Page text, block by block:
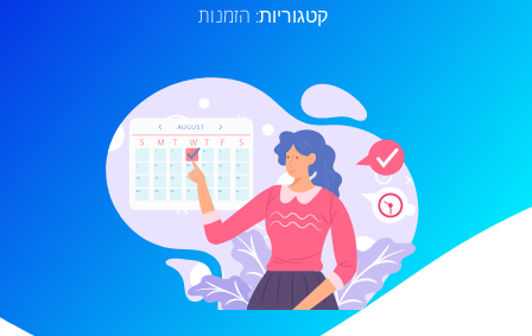
קטגוריות: הזמנות